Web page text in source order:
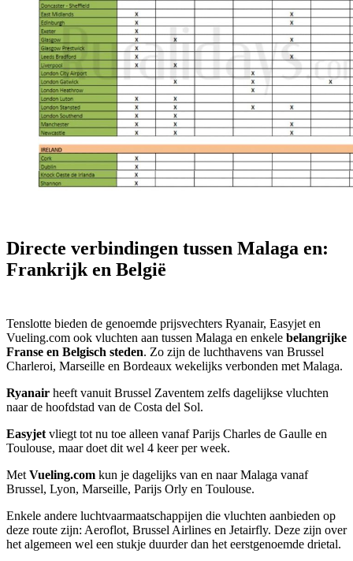
Directe verbindingen tussen Malaga en:
Frankrijk en België
Tenslotte bieden de genoemde prijsvechters Ryanair, Easyjet en
Vueling.com ook vluchten aan tussen Malaga en enkele belangrijke
Franse en Belgisch steden. Zo zijn de luchthavens van Brussel
Charleroi, Marseille en Bordeaux wekelijks verbonden met Malaga.
Ryanair heeft vanuit Brussel Zaventem zelfs dagelijkse vluchten
naar de hoofdstad van de Costa del Sol.
Easyjet vliegt tot nu toe alleen vanaf Parijs Charles de Gaulle en
Toulouse, maar doet dit wel 4 keer per week.
Met Vueling.com kun je dagelijks van en naar Malaga vanaf
Brussel, Lyon, Marseille, Parijs Orly en Toulouse.
Enkele andere luchtvaarmaatschappijen die vluchten aanbieden op
deze route zijn: Aeroflot, Brussel Airlines en Jetairfly. Deze zijn over
het algemeen wel een stukje duurder dan het eerstgenoemde drietal.